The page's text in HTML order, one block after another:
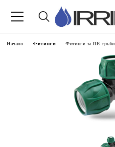
Начало Фитинги Фитинги за ПЕ тръби